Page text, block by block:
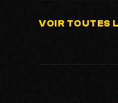
VOIR TOUTES